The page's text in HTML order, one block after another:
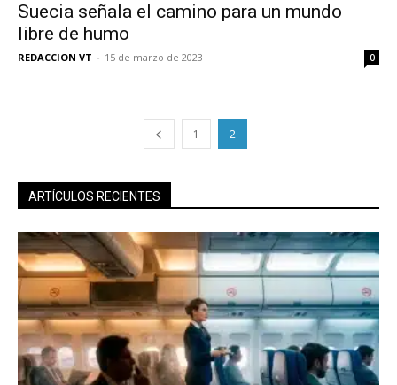
Suecia señala el camino para un mundo
libre de humo
REDACCION VT - 15 de marzo de 2023 0
1 2
ARTÍCULOS RECIENTES